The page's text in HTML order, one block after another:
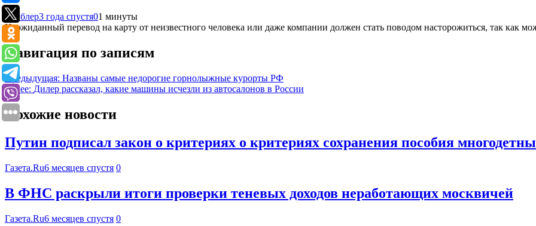
Рамблер3 года спустя01 минуты
Неожиданный перевод на карту от неизвестного человека или даже компании должен стать поводом насторожиться, так как
Навигация по записям
Предыдущая: Названы самые недорогие горнолыжные курорты РФ
Далее: Дилер рассказал, какие машины исчезли из автосалонов в России
Похожие новости
Путин подписал закон о критериях о критериях сохранения пособия
Газета.Ru6 месяцев спустя 0
В ФНС раскрыли итоги проверки теневых доходов неработающих москвичей
Газета.Ru6 месяцев спустя 0